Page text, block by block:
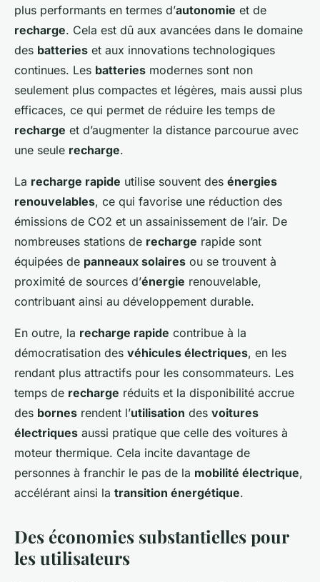
plus performants en termes d’autonomie et de
recharge. Cela est dû aux avancées dans le domaine
des batteries et aux innovations technologiques
continues. Les batteries modernes sont non
seulement plus compactes et légères, mais aussi plus
efficaces, ce qui permet de réduire les temps de
recharge et d’augmenter la distance parcourue avec
une seule recharge.
La recharge rapide utilise souvent des énergies
renouvelables, ce qui favorise une réduction des
émissions de CO2 et un assainissement de l’air. De
nombreuses stations de recharge rapide sont
équipées de panneaux solaires ou se trouvent à
proximité de sources d’énergie renouvelable,
contribuant ainsi au développement durable.
En outre, la recharge rapide contribue à la
démocratisation des véhicules électriques, en les
rendant plus attractifs pour les consommateurs. Les
temps de recharge réduits et la disponibilité accrue
des bornes rendent l’utilisation des voitures
électriques aussi pratique que celle des voitures à
moteur thermique. Cela incite davantage de
personnes à franchir le pas de la mobilité électrique,
accélérant ainsi la transition énergétique.
Des économies substantielles pour
les utilisateurs